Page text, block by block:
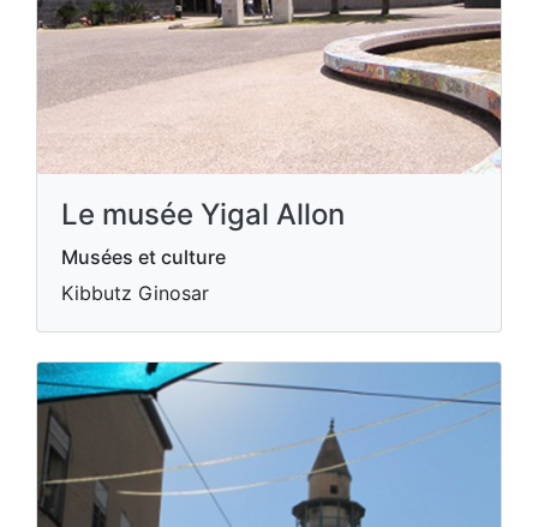
Le musée Yigal Allon
Musées et culture
Kibbutz Ginosar